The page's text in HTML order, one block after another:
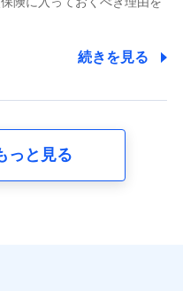
ため
の提供業務、契約締結手
続きを見る
っと見る